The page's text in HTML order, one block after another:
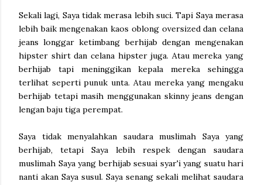
Sekali lagi, Saya tidak merasa lebih suci. Tapi Saya merasa
lebih baik mengenakan kaos oblong oversized dan celana
jeans longgar ketimbang berhijab dengan mengenakan
hipster shirt dan celana hipster juga. Atau mereka yang
berhijab tapi meninggikan kepala mereka sehingga
terlihat seperti punuk unta. Atau mereka yang mengaku
berhijab tetapi masih menggunakan skinny jeans dengan
lengan baju tiga perempat.
Saya tidak menyalahkan saudara muslimah Saya yang
berhijab, tetapi Saya lebih respek dengan saudara
muslimah Saya yang berhijab sesuai syar'i yang suatu hari
nanti akan Saya susul. Saya senang sekali melihat saudara